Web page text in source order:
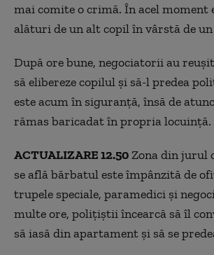
mai comite o crimă. În acel moment
alături de un alt copil în vârstă de un
După ore bune, negociatorii au
să elibereze copilul și să-l predea
este acum în siguranță, însă de
rămas baricadat în propria locuință.
ACTUALIZARE 12.50Zona din jurul
se află bărbatul este împânzită de
trupele speciale, paramedici și
multe ore, polițiștii încearcă să îl
să iasă din apartament și să se